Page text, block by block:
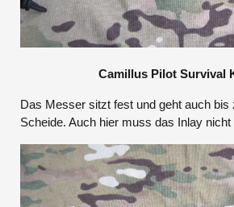
Camillus Pilot Survival
Das Messer sitzt fest und geht auch bis
Scheide. Auch hier muss das Inlay